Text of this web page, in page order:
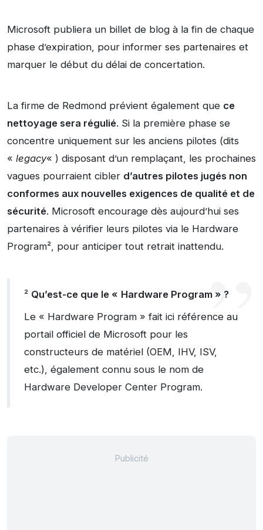
Microsoft publiera un billet de blog à la fin de chaque
phase d’expiration, pour informer ses partenaires et
marquer le début du délai de concertation.
La firme de Redmond prévient également que ce
nettoyage sera régulié. Si la première phase se
concentre uniquement sur les anciens pilotes (dits
« legacy« ) disposant d’un remplaçant, les prochaines
vagues pourraient cibler d’autres pilotes jugés non
conformes aux nouvelles exigences de qualité et de
sécurité. Microsoft encourage dès aujourd’hui ses
partenaires à vérifier leurs pilotes via le Hardware
Program², pour anticiper tout retrait inattendu.
² Qu’est-ce que le « Hardware Program » ?
Le « Hardware Program » fait ici référence au
portail officiel de Microsoft pour les
constructeurs de matériel (OEM, IHV, ISV,
etc.), également connu sous le nom de
Hardware Developer Center Program.